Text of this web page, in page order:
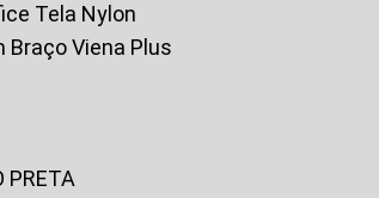
Tela Nylon
Braço Viena Plus
PRETA